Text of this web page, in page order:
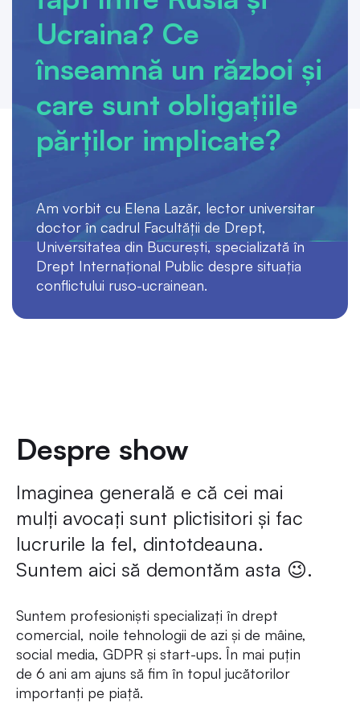
Ucraina? Ce
înseamnă un război și
care sunt obligațiile
părților implicate?
Am vorbit cu Elena Lazăr, lector universitar
doctor în cadrul Facultății de Drept,
Universitatea din București, specializată în
Drept Internațional Public despre situația
conflictului ruso-ucrainean.
Despre show
Imaginea generală e că cei mai
mulți avocați sunt plictisitori și fac
lucrurile la fel, dintotdeauna.
Suntem aici să demontăm asta 😉.
Suntem profesioniști specializați în drept
comercial, noile tehnologii de azi și de mâine,
social media, GDPR și start-ups. În mai puțin
de 6 ani am ajuns să fim în topul jucătorilor
importanți pe piață.